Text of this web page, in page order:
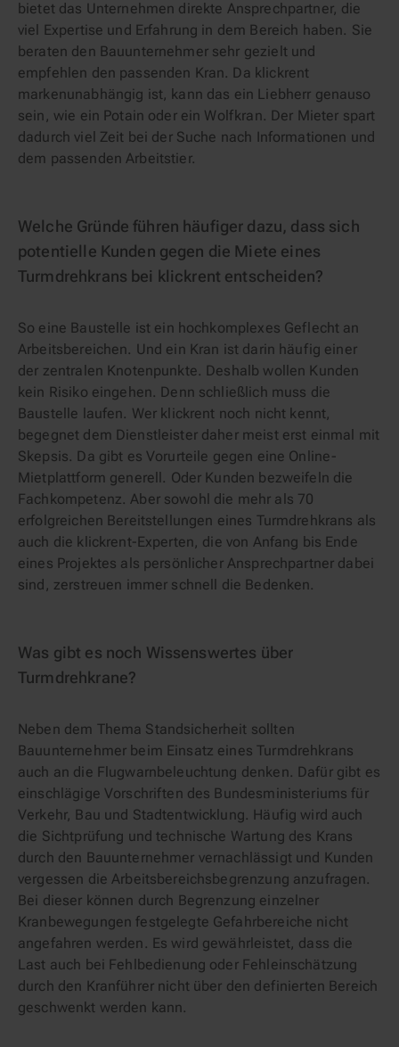
bietet das Unternehmen direkte Ansprechpartner, die
viel Expertise und Erfahrung in dem Bereich haben. Sie
beraten den Bauunternehmer sehr gezielt und
empfehlen den passenden Kran. Da klickrent
markenunabhängig ist, kann das ein Liebherr genauso
sein, wie ein Potain oder ein Wolfkran. Der Mieter spart
dadurch viel Zeit bei der Suche nach Informationen und
dem passenden Arbeitstier.
Welche Gründe führen häufiger dazu, dass sich
potentielle Kunden gegen die Miete eines
Turmdrehkrans bei klickrent entscheiden?
So eine Baustelle ist ein hochkomplexes Geflecht an
Arbeitsbereichen. Und ein Kran ist darin häufig einer
der zentralen Knotenpunkte. Deshalb wollen Kunden
kein Risiko eingehen. Denn schließlich muss die
Baustelle laufen. Wer klickrent noch nicht kennt,
begegnet dem Dienstleister daher meist erst einmal mit
Skepsis. Da gibt es Vorurteile gegen eine Online-
Mietplattform generell. Oder Kunden bezweifeln die
Fachkompetenz. Aber sowohl die mehr als 70
erfolgreichen Bereitstellungen eines Turmdrehkrans als
auch die klickrent-Experten, die von Anfang bis Ende
eines Projektes als persönlicher Ansprechpartner dabei
sind, zerstreuen immer schnell die Bedenken.
Was gibt es noch Wissenswertes über
Turmdrehkrane?
Neben dem Thema Standsicherheit sollten
Bauunternehmer beim Einsatz eines Turmdrehkrans
auch an die Flugwarnbeleuchtung denken. Dafür gibt es
einschlägige Vorschriften des Bundesministeriums für
Verkehr, Bau und Stadtentwicklung. Häufig wird auch
die Sichtprüfung und technische Wartung des Krans
durch den Bauunternehmer vernachlässigt und Kunden
vergessen die Arbeitsbereichsbegrenzung anzufragen.
Bei dieser können durch Begrenzung einzelner
Kranbewegungen festgelegte Gefahrbereiche nicht
angefahren werden. Es wird gewährleistet, dass die
Last auch bei Fehlbedienung oder Fehleinschätzung
durch den Kranführer nicht über den definierten Bereich
geschwenkt werden kann.